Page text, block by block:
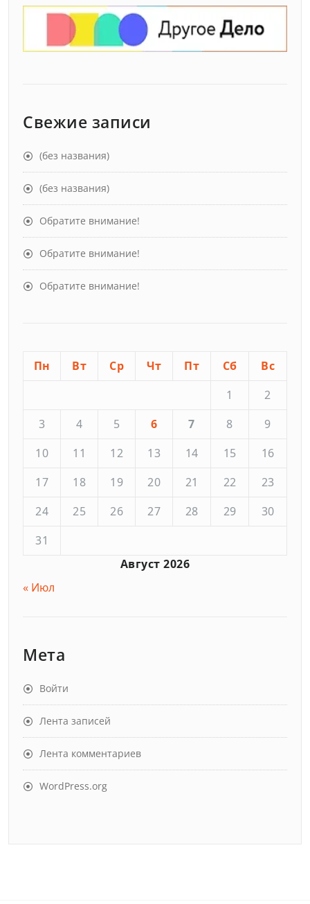
Свежие записи
(без названия)
(без названия)
Обратите внимание!
Обратите внимание!
Обратите внимание!
Август 2026
Пн Вт Ср Чт Пт Сб
Вс
1
2
3
4 5 6 7 8
9
10
11 12 13 14 15
16
17
18 19 20 21 22
23
24
25 26 27 28 29
30
31
« Июл
Мета
Войти
Лента записей
Лента комментариев
WordPress.org